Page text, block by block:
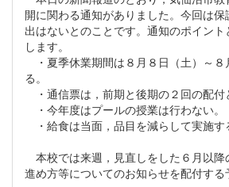
開に関わる通知がありました。今回は
出はないとのことです。通知のポイン
します。
・夏季休業期間は８月８日（土）～８
る。
・通信票は，前期と後期の２回の配付
・今年度はプールの授業は行わない。
・給食は当面，品目を減らして実施す
本校では来週，見直しをした６月以降
進め方等についてのお知らせを配付する